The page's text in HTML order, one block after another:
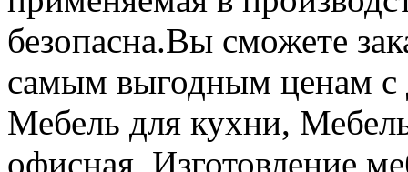
безопасна.Вы сможете
самым выгодным ценам с
Мебель для кухни,
офисная, Изготовление